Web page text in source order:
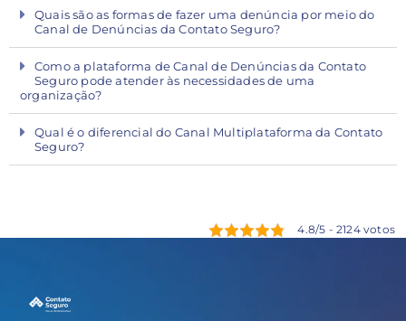
Quais são as formas de fazer uma denúncia por meio do
Canal de Denúncias da Contato Seguro?
Como a plataforma de Canal de Denúncias da Contato
Seguro pode atender às necessidades de uma
organização?
Qual é o diferencial do Canal Multiplataforma da Contato
Seguro?
4.8/5 - 2124 votos